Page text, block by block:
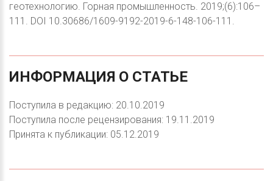
геотехнологию. Горная промышленность. 2019;(6):106–
111. DOI 10.30686/1609-9192-2019-6-148-106-111.
ИНФОРМАЦИЯ О СТАТЬЕ
Поступила в редакцию: 20.10.2019
Поступила после рецензирования: 19.11.2019
Принята к публикации: 05.12.2019